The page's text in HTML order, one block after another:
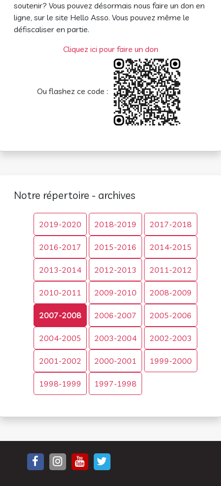
soutenir? Vous pouvez désormais nous faire un don en
ligne, sur le site Hello Asso. Vous pouvez même le
défiscaliser en partie.
Cliquez ici pour faire un don
Ou flashez ce code :
Notre répertoire - archives
2019-2020 2018-2019 2017-2018
2016-2017 2015-2016 2014-2015
2013-2014 2012-2013 2011-2012
2010-2011 2009-2010 2008-2009
2007-2008 2006-2007 2005-2006
2004-2005 2003-2004 2002-2003
2001-2002 2000-2001 1999-2000
1998-1999 1997-1998